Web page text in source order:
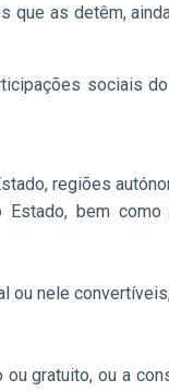
as detêm,
sociais
regiões
bem
ou nele
gratuito, ou a